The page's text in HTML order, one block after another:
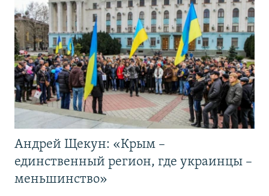
Андрей Щекун: «Крым –
единственный регион, где украинцы –
меньшинство»